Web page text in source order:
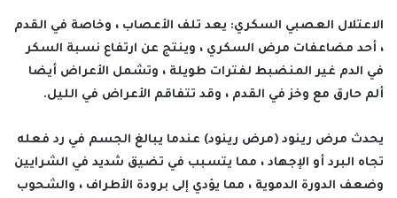
الاعتلال العصبي السكري: يعد تلف الأعصاب ، وخاصة في القدم
، أحد مضاعفات مرض السكري ، وينتج عن ارتفاع نسبة السكر
في الدم غير المنضبط لفترات طويلة ، وتشمل الأعراض أيضا
ألم حارق مع وخز في القدم ، وقد تتفاقم الأعراض في الليل.
يحدث مرض رينود (مرض رينود) عندما يبالغ الجسم في رد فعله
تجاه البرد أو الإجهاد ، مما يتسبب في تضيق شديد في الشرايين
وضعف الدورة الدموية ، مما يؤدي إلى برودة الأطراف ، والشحوب